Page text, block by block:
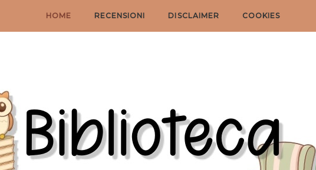
HOME RECENSIONI DISCLAIMER COOKIES